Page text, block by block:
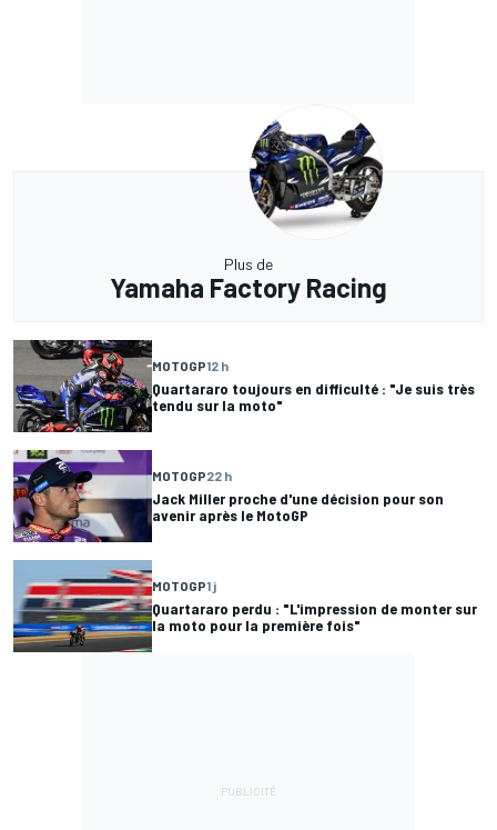
Plus de
Yamaha Factory Racing
MOTOGP12 h
Quartararo toujours en difficulté : "Je suis très
tendu sur la moto"
MOTOGP22 h
Jack Miller proche d'une décision pour son
avenir après le MotoGP
MOTOGP1 j
Quartararo perdu : "L'impression de monter sur
la moto pour la première fois"